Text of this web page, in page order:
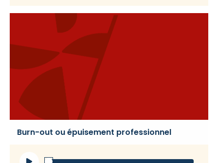
Burn-out ou épuisement professionnel
Lecteur